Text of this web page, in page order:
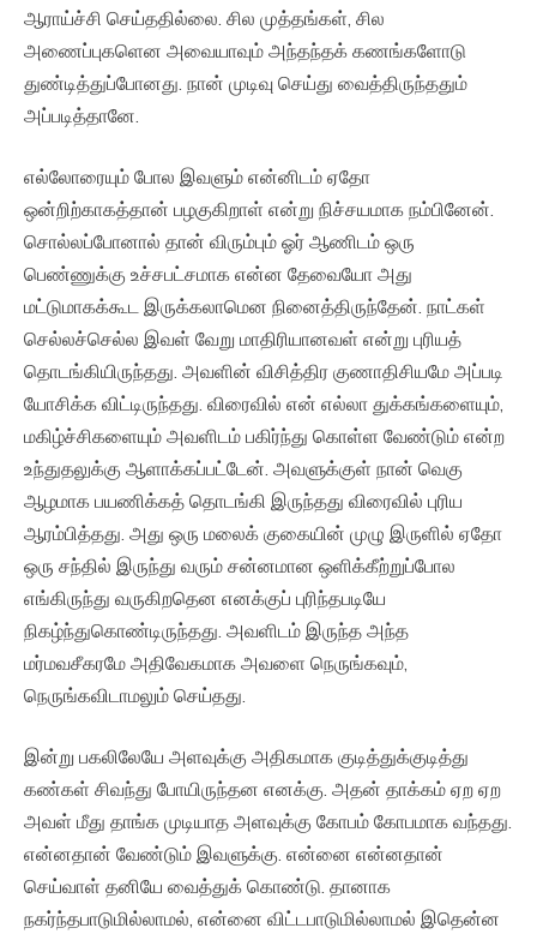
ஆராய்ச்சி செய்ததில்லை. சில முத்தங்கள், சில
அணைப்புகளென அவையாவும் அந்தந்தக் கணங்களோடு
துண்டித்துப்போனது. நான் முடிவு செய்து வைத்திருந்ததும்
அப்படித்தானே.
எல்லோரையும் போல இவளும் என்னிடம் ஏதோ
ஒன்றிற்காகத்தான் பழகுகிறாள் என்று நிச்சயமாக நம்பினேன்.
சொல்லப்போனால் தான் விரும்பும் ஓர் ஆணிடம் ஒரு
பெண்ணுக்கு உச்சபட்சமாக என்ன தேவையோ அது
மட்டுமாகக்கூட இருக்கலாமென நினைத்திருந்தேன். நாட்கள்
செல்லச்செல்ல இவள் வேறு மாதிரியானவள் என்று புரியத்
தொடங்கியிருந்தது. அவளின் விசித்திர குணாதிசியமே அப்படி
யோசிக்க விட்டிருந்தது. விரைவில் என் எல்லா துக்கங்களையும்,
மகிழ்ச்சிகளையும் அவளிடம் பகிர்ந்து கொள்ள வேண்டும் என்ற
உந்துதலுக்கு ஆளாக்கப்பட்டேன். அவளுக்குள் நான் வெகு
ஆழமாக பயணிக்கத் தொடங்கி இருந்தது விரைவில் புரிய
ஆரம்பித்தது. அது ஒரு மலைக் குகையின் முழு இருளில் ஏதோ
ஒரு சந்தில் இருந்து வரும் சன்னமான ஒளிக்கீற்றுப்போல
எங்கிருந்து வருகிறதென எனக்குப் புரிந்தபடியே
நிகழ்ந்துகொண்டிருந்தது. அவளிடம் இருந்த அந்த
மர்மவசீகரமே அதிவேகமாக அவளை நெருங்கவும்,
நெருங்கவிடாமலும் செய்தது.
இன்று பகலிலேயே அளவுக்கு அதிகமாக குடித்துக்குடித்து
கண்கள் சிவந்து போயிருந்தன எனக்கு. அதன் தாக்கம் ஏற ஏற
அவள் மீது தாங்க முடியாத அளவுக்கு கோபம் கோபமாக வந்தது.
என்னதான் வேண்டும் இவளுக்கு. என்னை என்னதான்
செய்வாள் தனியே வைத்துக் கொண்டு. தானாக
நகர்ந்தபாடுமில்லாமல், என்னை விட்டபாடுமில்லாமல் இதென்ன